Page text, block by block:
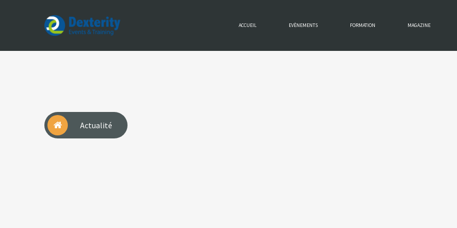
Dexterity
Events
ACCUEIL EVÈNEMENTS FORMATION MAGAZINE
Actualité